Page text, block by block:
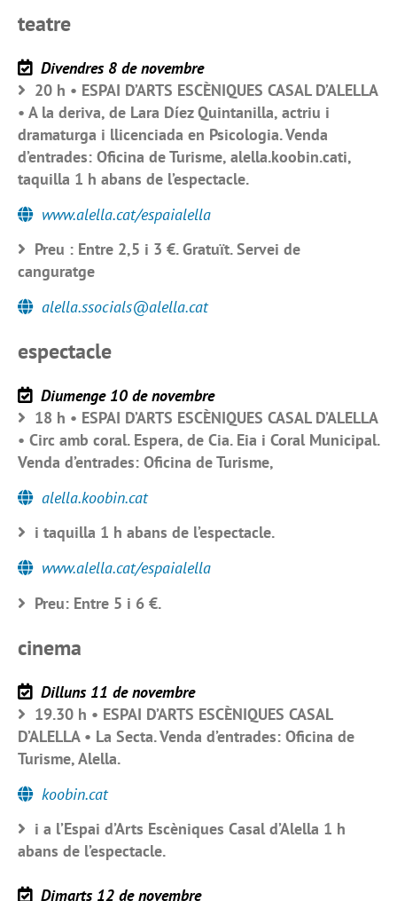
teatre
Divendres 8 de novembre
20 h • ESPAI D’ARTS ESCÈNIQUES CASAL D’ALELLA
• A la deriva, de Lara Díez Quintanilla, actriu i
dramaturga i llicenciada en Psicologia. Venda
d’entrades: Oficina de Turisme, alella.koobin.cati,
taquilla 1 h abans de l’espectacle.
www.alella.cat/espaialella
Preu : Entre 2,5 i 3 €. Gratuït. Servei de
canguratge
alella.ssocials@alella.cat
espectacle
Diumenge 10 de novembre
18 h • ESPAI D’ARTS ESCÈNIQUES CASAL D’ALELLA
• Circ amb coral. Espera, de Cia. Eia i Coral Municipal.
Venda d’entrades: Oficina de Turisme,
alella.koobin.cat
i taquilla 1 h abans de l’espectacle.
www.alella.cat/espaialella
Preu: Entre 5 i 6 €.
cinema
Dilluns 11 de novembre
19.30 h • ESPAI D’ARTS ESCÈNIQUES CASAL
D’ALELLA • La Secta. Venda d’entrades: Oficina de
Turisme, Alella.
koobin.cat
i a l’Espai d’Arts Escèniques Casal d’Alella 1 h
abans de l’espectacle.
Dimarts 12 de novembre